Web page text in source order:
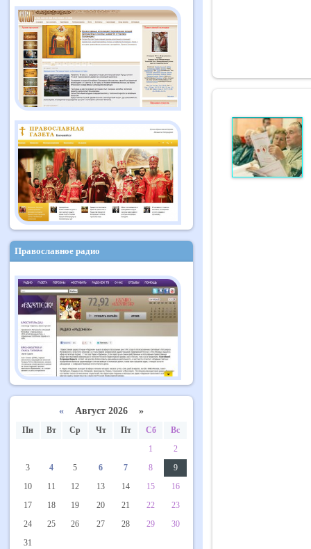
Православное радио
« Август 2026 »
Пн Вт Ср Чт Пт Сб
Вс
1
2
3
4 5 6 7 8
9
10
11 12 13 14 15
16
17
18 19 20 21 22
23
24
25 26 27 28 29
30
31